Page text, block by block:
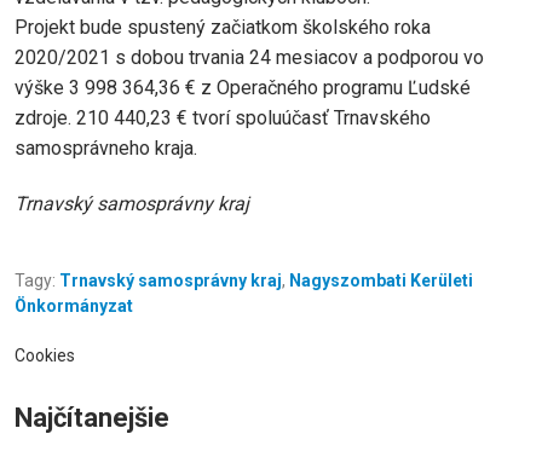
Projekt bude spustený začiatkom školského roka
2020/2021 s dobou trvania 24 mesiacov a podporou vo
výške 3 998 364,36 € z Operačného programu Ľudské
zdroje. 210 440,23 € tvorí spoluúčasť Trnavského
samosprávneho kraja.
Trnavský samosprávny kraj
Tagy: Trnavský samosprávny kraj, Nagyszombati Kerületi
Önkormányzat
Cookies
Najčítanejšie